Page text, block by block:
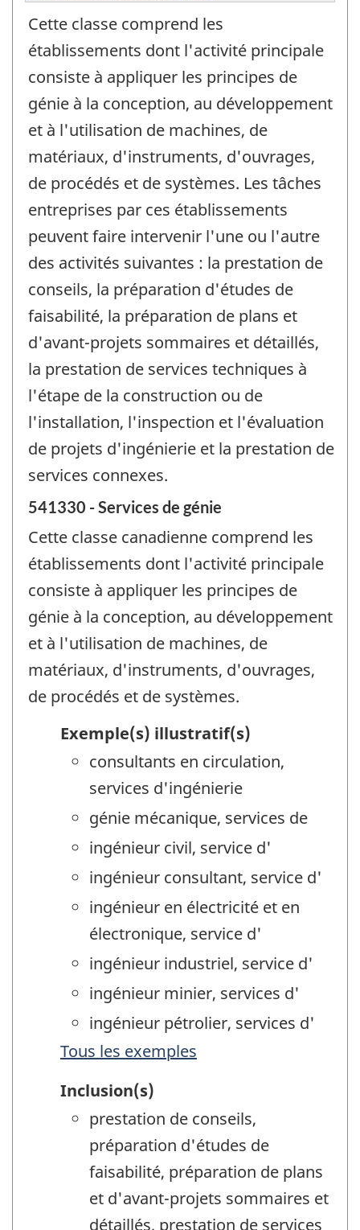
Cette classe comprend les
établissements dont l'activité principale
consiste à appliquer les principes de
génie à la conception, au développement
et à l'utilisation de machines, de
matériaux, d'instruments, d'ouvrages,
de procédés et de systèmes. Les tâches
entreprises par ces établissements
peuvent faire intervenir l'une ou l'autre
des activités suivantes : la prestation de
conseils, la préparation d'études de
faisabilité, la préparation de plans et
d'avant-projets sommaires et détaillés,
la prestation de services techniques à
l'étape de la construction ou de
l'installation, l'inspection et l'évaluation
de projets d'ingénierie et la prestation de
services connexes.
541330 - Services de génie
Cette classe canadienne comprend les
établissements dont l'activité principale
consiste à appliquer les principes de
génie à la conception, au développement
et à l'utilisation de machines, de
matériaux, d'instruments, d'ouvrages,
de procédés et de systèmes.
Exemple(s) illustratif(s)
consultants en circulation,
services d'ingénierie
génie mécanique, services de
ingénieur civil, service d'
ingénieur consultant, service d'
ingénieur en électricité et en
électronique, service d'
ingénieur industriel, service d'
ingénieur minier, services d'
ingénieur pétrolier, services d'
Tous les exemples
Inclusion(s)
prestation de conseils,
préparation d'études de
faisabilité, préparation de plans
et d'avant-projets sommaires et
détaillés, prestation de services